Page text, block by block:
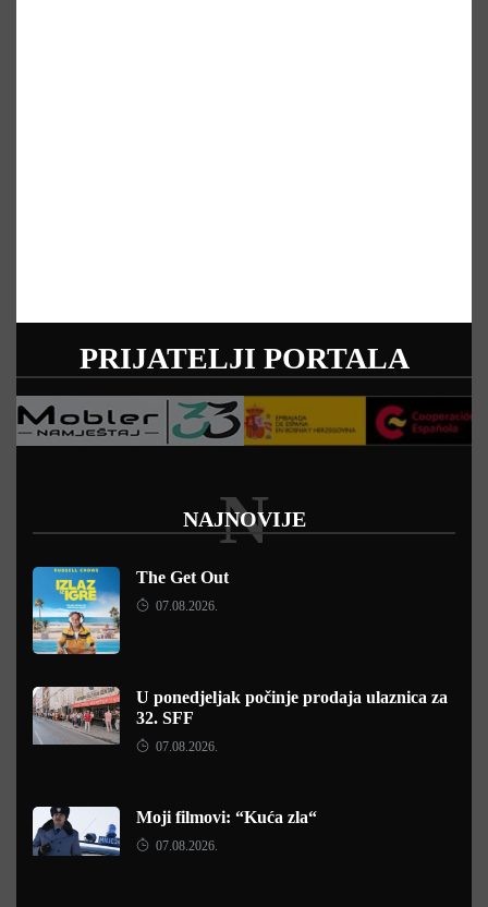
PRIJATELJI PORTALA
NAJNOVIJE
N
The Get Out
07.08.2026.
U ponedjeljak počinje prodaja ulaznica za
32. SFF
07.08.2026.
Moji filmovi: “Kuća zla“
07.08.2026.